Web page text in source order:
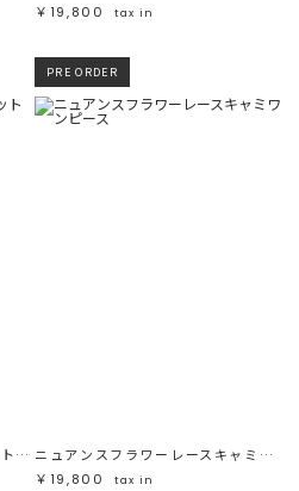
￥19,800
tax in
アーガイルジャカードフレアニットワンピース
PRE ORDER
ニュアンスフラワーレースキャミワンピース
￥19,800
tax in